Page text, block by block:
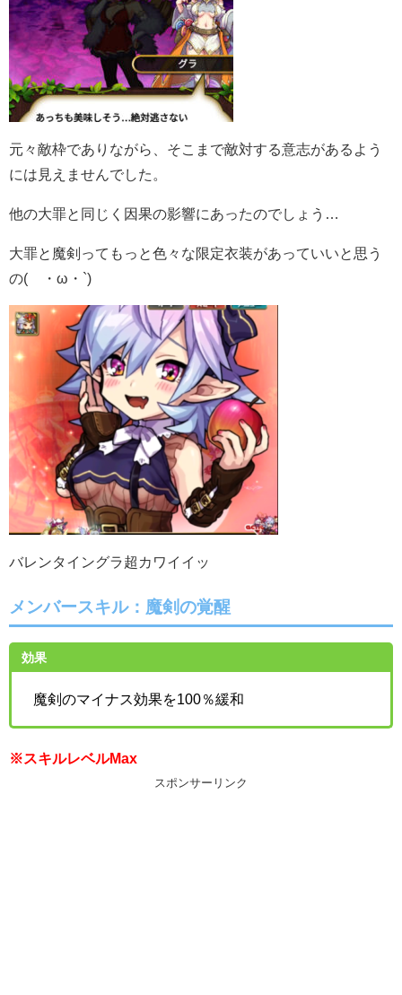
元々敵枠でありながら、そこまで敵対する意志があるよう
には見えませんでした。
他の大罪と同じく因果の影響にあったのでしょう…
大罪と魔剣ってもっと色々な限定衣装があっていいと思う
の(´・ω・`)
バレンタイングラ超カワイイッ
メンバースキル：魔剣の覚醒
効果
魔剣のマイナス効果を100％緩和
※スキルレベルMax
スポンサーリンク